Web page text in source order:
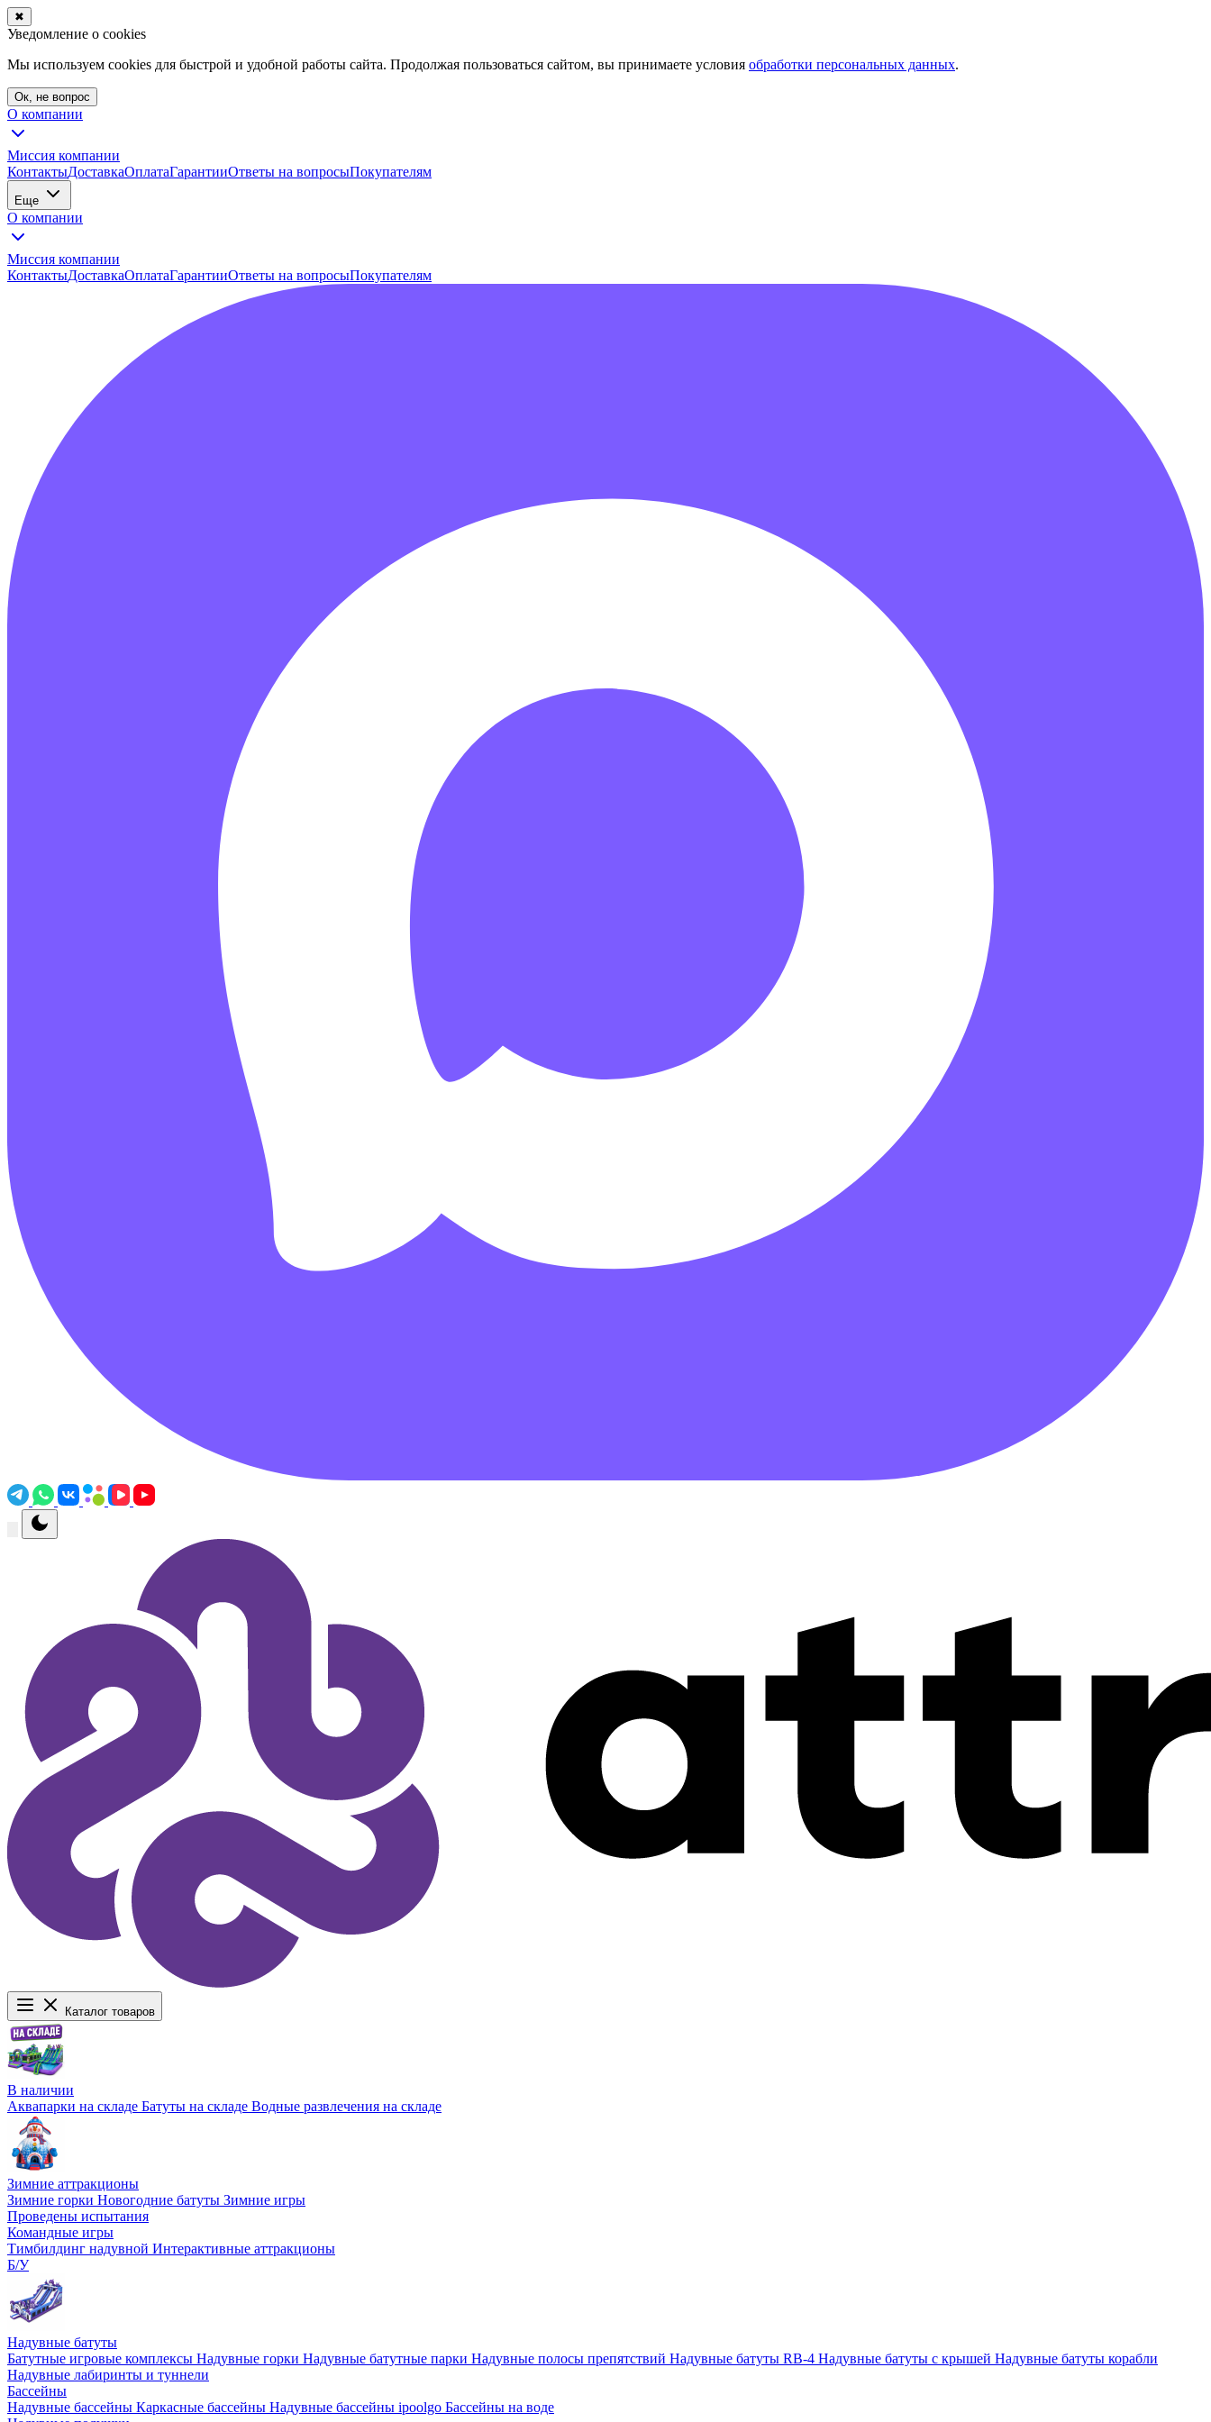
✖
Уведомление о cookies
Мы используем cookies для быстрой и удобной работы сайта. Продолжая пользоваться сайтом, вы принимаете условия обработки персональных данных.
Ок, не вопрос
О компании
Миссия компании
КонтактыДоставкаОплатаГарантииОтветы на вопросыПокупателям
Еще
О компании
Миссия компании
КонтактыДоставкаОплатаГарантииОтветы на вопросыПокупателям
Каталог товаров
В наличии
Аквапарки на складе Батуты на складе Водные развлечения на складе
Зимние аттракционы
Зимние горки Новогодние батуты Зимние игры
Проведены испытания
Командные игры
Тимбилдинг надувной Интерактивные аттракционы
Б/У
Надувные батуты
Батутные игровые комплексы Надувные горки Надувные батутные парки Надувные полосы препятствий Надувные батуты RB-4 Надувные батуты с крышей Надувные батуты корабли
Надувные лабиринты и туннели
Бассейны
Надувные бассейны Каркасные бассейны Надувные бассейны ipoolgo Бассейны на воде